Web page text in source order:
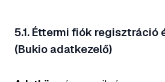
5.1. Éttermi fiók regisztráció
(Bukio adatkezelő)